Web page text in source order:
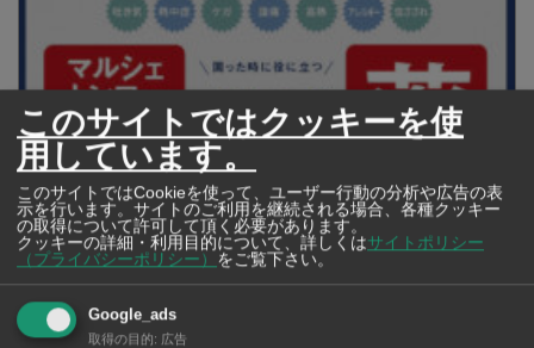
【タイ・バンコク】 マルシェトンロー内の「TOPS」で買える薬
2026年版
このサイトではクッキーを使
用しています。
このサイトではCookieを使って、ユーザー行動の分析や広告の表
示を行います。サイトのご利用を継続される場合、各種クッキー
の取得について許可して頂く必要があります。
クッキーの詳細・利用目的について、詳しくはサイトポリシー
（プライバシーポリシー）
をご覧下さい。
Google_ads
取得の目的: 広告